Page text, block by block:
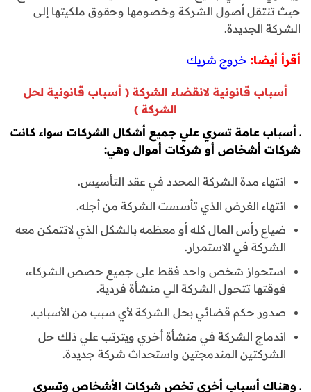
حيث تنتقل أصول الشركة وخصومها وحقوق ملكيتها إلى
الشركة الجديدة.
أقرأ أيضا: خروج شريك
أسباب قانونية لانقضاء الشركة ( أسباب قانونية لحل
الشركة )
ـ أسباب عامة تسري علي جميع أشكال الشركات سواء كانت
شركات أشخاص أو شركات أموال وهي:
انتهاء مدة الشركة المحدد في عقد التأسيس.
انتهاء الغرض الذي تأسست الشركة من أجله.
ضياع رأس المال كله أو معظمه بالشكل الذي لاتتمكن معه
الشركة في الاستمرار.
استحواز شخص واحد فقط على جميع حصص الشركاء،
فوقتها تتحول الشركة الي منشأة فردية.
صدور حكم قضائي بحل الشركة لأي سبب من الأسباب.
اندماج الشركة في منشأة أخري ويترتب علي ذلك حل
الشركتين المندمجتين واستحداث شركة جديدة.
ـ وهناك أسباب أخرى تخص شركات الأشخاص وتسري